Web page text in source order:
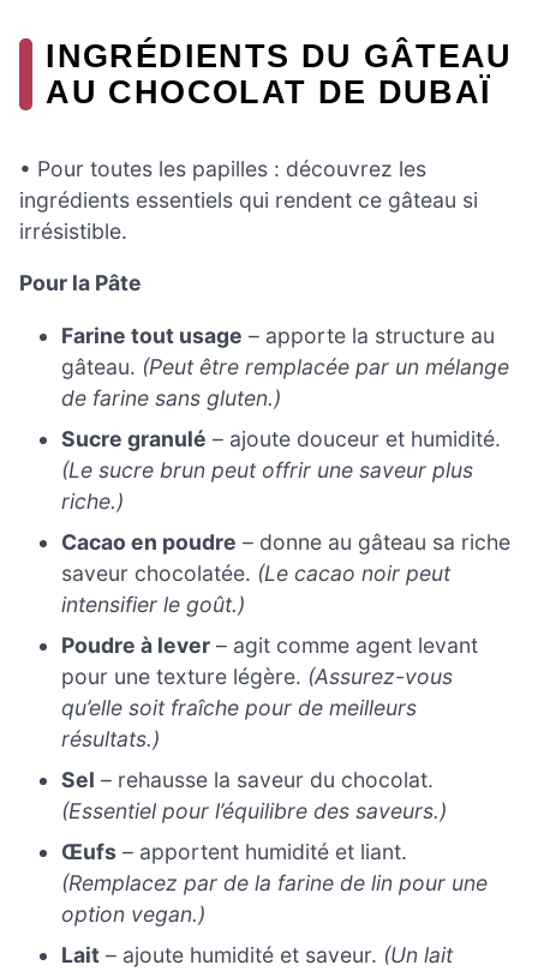
INGRÉDIENTS DU GÂTEAU
AU CHOCOLAT DE DUBAÏ
• Pour toutes les papilles : découvrez les
ingrédients essentiels qui rendent ce gâteau si
irrésistible.
Pour la Pâte
Farine tout usage – apporte la structure au
gâteau. (Peut être remplacée par un mélange
de farine sans gluten.)
Sucre granulé – ajoute douceur et humidité.
(Le sucre brun peut offrir une saveur plus
riche.)
Cacao en poudre – donne au gâteau sa riche
saveur chocolatée. (Le cacao noir peut
intensifier le goût.)
Poudre à lever – agit comme agent levant
pour une texture légère. (Assurez-vous
qu’elle soit fraîche pour de meilleurs
résultats.)
Sel – rehausse la saveur du chocolat.
(Essentiel pour l’équilibre des saveurs.)
Œufs – apportent humidité et liant.
(Remplacez par de la farine de lin pour une
option vegan.)
Lait – ajoute humidité et saveur. (Un lait